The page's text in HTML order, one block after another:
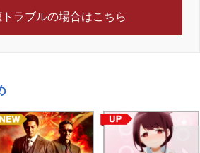
ラブルの場合はこちら